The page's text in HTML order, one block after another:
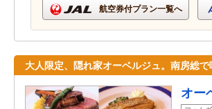
航空券付プラン一覧へ
大人限定、隠れ家オーベルジュ。南房総
オー